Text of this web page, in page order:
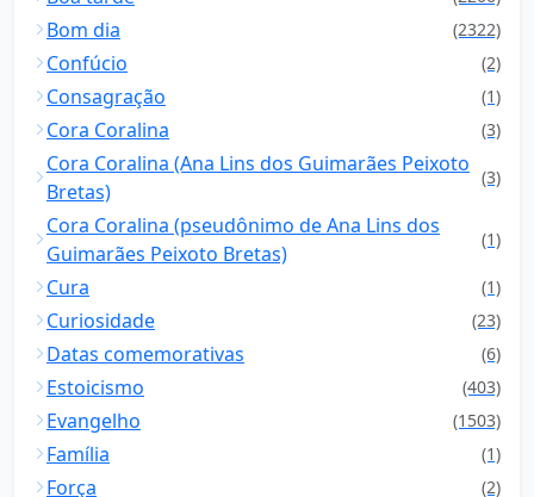
Bom dia (2322)
Confúcio (2)
Consagração (1)
Cora Coralina (3)
Cora Coralina (Ana Lins dos Guimarães Peixoto
Bretas)
(3)
Cora Coralina (pseudônimo de Ana Lins dos
Guimarães Peixoto Bretas)
(1)
Cura (1)
Curiosidade (23)
Datas comemorativas (6)
Estoicismo (403)
Evangelho (1503)
Família (1)
Força (2)